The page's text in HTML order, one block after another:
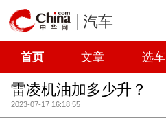
汽车
首页 文章 选车
雷凌机油加多少升？
2023-07-17 16:18:55